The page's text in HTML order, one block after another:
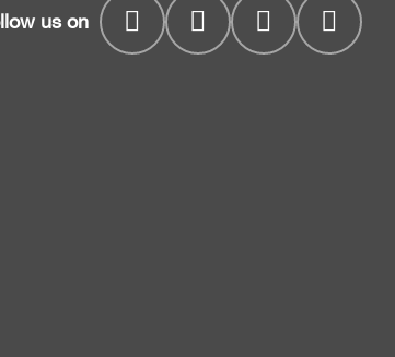
us on